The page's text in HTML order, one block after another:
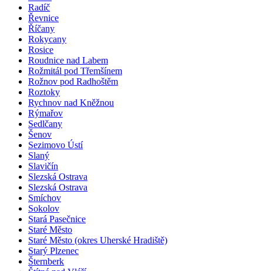
Radíč
Řevnice
Říčany
Rokycany
Rosice
Roudnice nad Labem
Rožmitál pod Třemšínem
Rožnov pod Radhoštěm
Roztoky
Rychnov nad Kněžnou
Rýmařov
Sedlčany
Šenov
Sezimovo Ústí
Slaný
Slavičín
Slezská Ostrava
Slezská Ostrava
Smíchov
Sokolov
Stará Pasečnice
Staré Město
Staré Město (okres Uherské Hradiště)
Starý Plzenec
Šternberk